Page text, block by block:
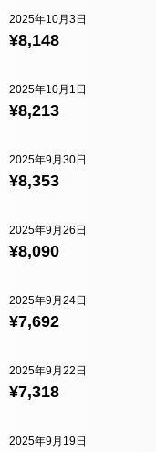
¥8,148
2025年10月3日
¥8,213
2025年10月1日
¥8,353
2025年9月30日
¥8,090
2025年9月26日
¥7,692
2025年9月24日
¥7,318
2025年9月22日
2025年9月19日